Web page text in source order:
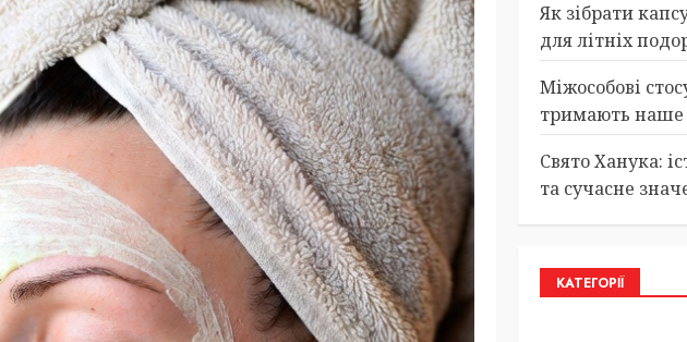
Як зібрати
для літніх
Міжособові
тримають наше
Свято Ханука:
та сучасне
КАТЕГОРІЇ